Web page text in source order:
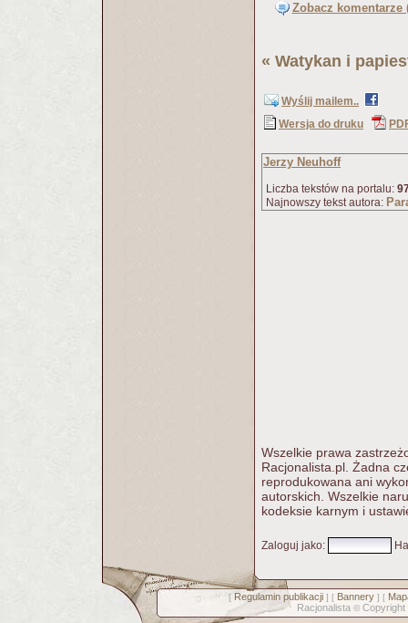
Zobacz komentarze
« Watykan i
Wyślij mailem..
Wersja do druku
Jerzy Neuhoff
Liczba tekstów na portalu:
Najnowszy tekst autora:
Wszelkie prawa
Racjonalista.pl. Żadna
reprodukowana ani
autorskich. Wszelkie
kodeksie karnym i
Zaloguj jako:
[ Regulamin publikacji] [ Bannery] [
Racjonalista © Copyright